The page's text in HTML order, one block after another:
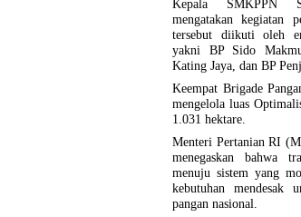
Kepala SMKPPN
mengatakan kegiatan
tersebut diikuti oleh
yakni BP Sido
Kating Jaya, dan BP
Keempat Brigade
mengelola luas
1.031 hektare.
Menteri Pertanian RI
menegaskan bahwa
menuju sistem yang
kebutuhan mendesak
pangan nasional.